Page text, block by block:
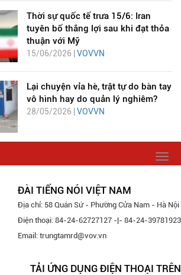
Thời sự quốc tế trưa 15/6: Iran
tuyên bố thắng lợi sau khi đạt thỏa
thuận với Mỹ
15/06/2026 | VOVVN
Lại chuyện vỉa hè, trật tự do bàn tay
vô hình hay do quản lý nghiêm?
28/05/2026 | VOVVN
ĐÀI TIẾNG NÓI VIỆT NAM
Địa chỉ: 58 Quán Sứ - Phường Cửa Nam - Hà Nội
Điện thoại: 84-24-62727127 -|- 84-24-39781923
Email: trungtamrd@vov.vn
TẢI ỨNG DỤNG ĐIỆN THOẠI TRÊN